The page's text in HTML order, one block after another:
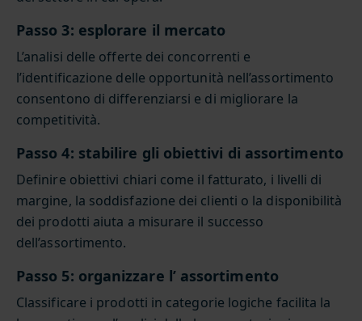
Passo 3: esplorare il mercato
L’analisi delle offerte dei concorrenti e
l’identificazione delle opportunità nell’assortimento
consentono di differenziarsi e di migliorare la
competitività.
Passo 4: stabilire gli obiettivi di assortimento
Definire obiettivi chiari come il fatturato, i livelli di
margine, la soddisfazione dei clienti o la disponibilità
dei prodotti aiuta a misurare il successo
dell’assortimento.
Passo 5: organizzare l’ assortimento
Classificare i prodotti in categorie logiche facilita la